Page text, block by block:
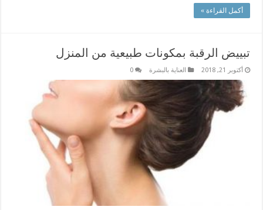
أكمل القراءة »
تبييض الرقبة بمكونات طبيعية من المنزل
أكتوبر 21, 2018 العناية بالبشرة 0